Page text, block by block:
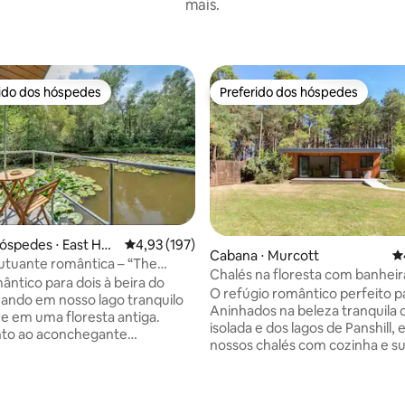
mais.
preferidos dos hóspedes
dos hóspedes
⋅ East Hoa
4,93 de uma avaliação média de 5, 197
4,93 (197)
romântica – “The
para dois à beira do
em nosso lago tranquilo
em uma floresta antiga.
ao aconchegante
Preferido dos hóspedes
Preferido dos hóspedes
Cabana ⋅ Murcott
Chalés na floresta com
hidromassagem
O refúgio romântico perfeito
Aninhados na beleza tranquila
isolada e dos lagos de Panshill,
nossos chalés com cozinha e